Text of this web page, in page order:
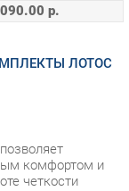
ЛОТОС
комфортом и
четкости
элементы
и под